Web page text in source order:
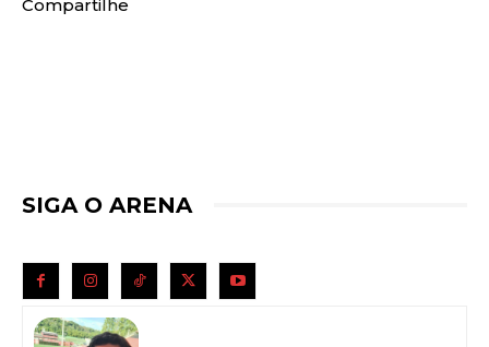
Compartilhe
SIGA O ARENA